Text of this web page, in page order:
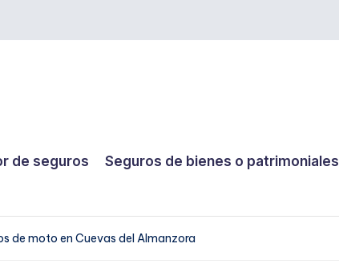
de seguros Seguros de bienes o patrimoniales
de moto en Cuevas del Almanzora